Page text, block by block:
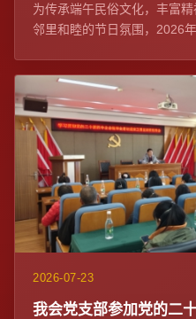
为传承端午民俗文化，丰富
邻里和睦的节日氛围，2026
2026-07-23
我会党支部参加党的二